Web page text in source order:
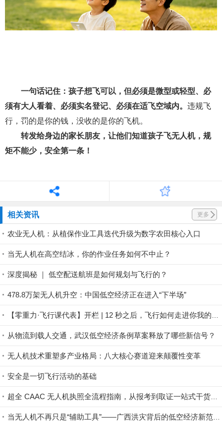
一句话记住：孩子想飞可以，但必须是微型或轻型、必
须有大人看着、必须实名登记、必须在适飞空域内。 违规飞
行，罚的是你的钱，没收的是你的飞机。
转发给身边的家长朋友，让他们知道孩子飞无人机，规
矩不能少，安全第一条！
相关资讯 更多
农业无人机：从植保作业工具迭代升级为数字农田核心入口
当无人机在高空结冰，你的作业任务如何不中止？
深度揭秘 ｜ 低空配送航班是如何规划与飞行的？
478.8万架无人机升空：中国低空经济正在进入“下半场”
【零重力·飞行课代表】开栏 | 12 秒之后，飞行如何走进你我的日常？
从物流到载人交通，武汉低空经济条例草案释放了哪些新信号？
无人机技术重塑多产业格局：八大核心赛道迎来颠覆性变革
安全是一切飞行活动的基础
超全 CAAC 无人机执照全流程指南，从报考到取证一站式干货，考证必备！
当无人机不再只是“辅助工具”——广西洪灾背后的低空经济新范式